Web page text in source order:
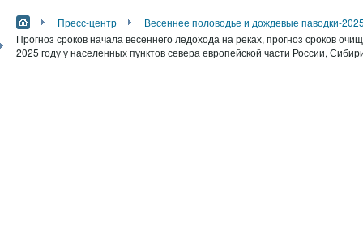
Пресс-центр
Весеннее половодье и дождевые паводки-
Прогноз сроков начала весеннего ледохода на реках, прогноз сроков
2025 году у населенных пунктов севера европейской части России,